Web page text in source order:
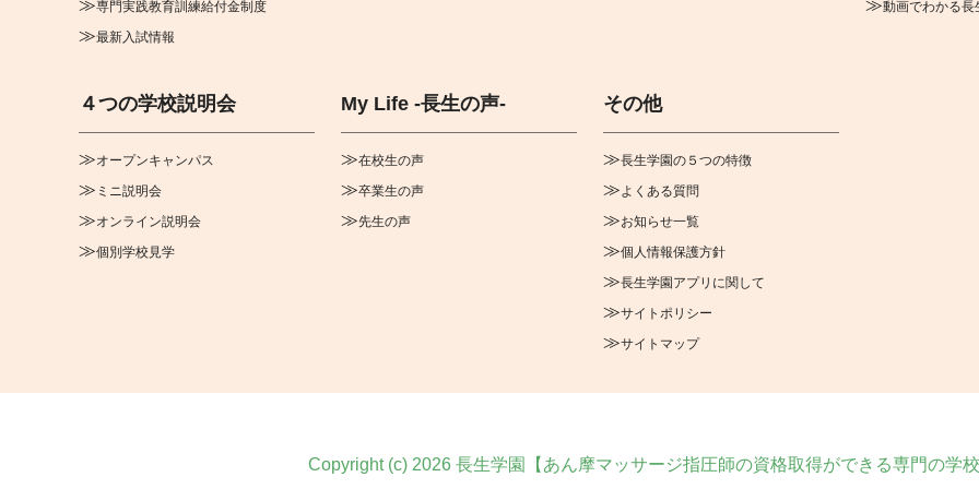
専門実践教育訓練給付金制度
最新入試情報
動画でわかる長
４つの学校説明会
オープンキャンパス
ミニ説明会
オンライン説明会
個別学校見学
My Life -長生の声-
在校生の声
卒業生の声
先生の声
その他
長生学園の５つの特徴
よくある質問
お知らせ一覧
個人情報保護方針
長生学園アプリに関して
サイトポリシー
サイトマップ
Copyright (c) 2026長生学園【あん摩マッサージ指圧師の資格取得ができる専門の学校